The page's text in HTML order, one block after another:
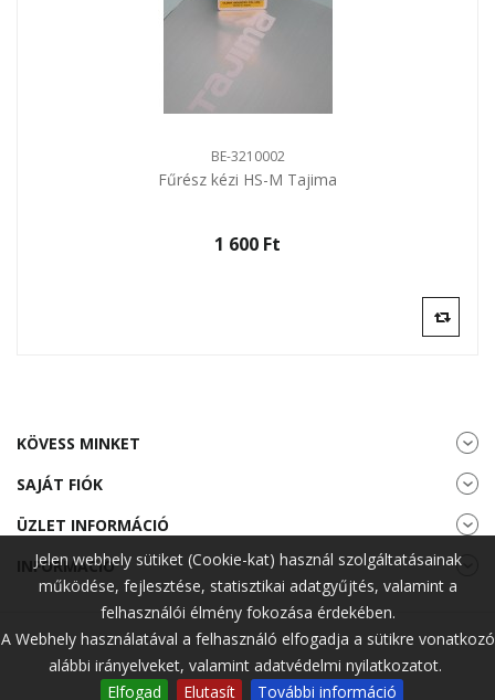
BE-3210002
Fűrész kézi HS-M Tajima
1 600 Ft‎
KÖVESS MINKET
SAJÁT FIÓK
ÜZLET INFORMÁCIÓ
INFORMÁCIÓ
Jelen webhely sütiket (Cookie-kat) használ szolgáltatásainak
működése, fejlesztése, statisztikai adatgyűjtés, valamint a
felhasználói élmény fokozása érdekében.
A Webhely használatával a felhasználó elfogadja a sütikre vonatkozó
alábbi irányelveket, valamint adatvédelmi nyilatkozatot.
Elfogad
Elutasít További információ